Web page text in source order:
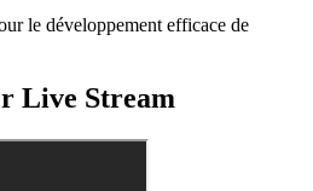
le développement efficace de
Live Stream